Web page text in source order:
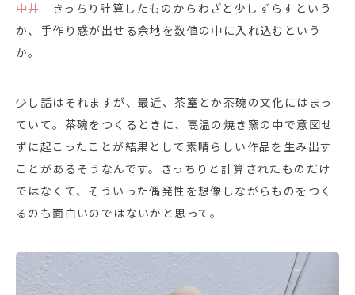
中井
きっちり計算したものからわざと少しずらすという
か、手作り感が出せる余地を数値の中に入れ込むという
か。
少し話はそれますが、最近、茶室とか茶碗の文化にはまっ
ていて。茶碗をつくるときに、高温の焼き窯の中で意図せ
ずに起こったことが結果として素晴らしい作品を生み出す
ことがあるそうなんです。きっちりと計算されたものだけ
ではなくて、そういった偶発性を想像しながらものをつく
るのも面白いのではないかと思って。